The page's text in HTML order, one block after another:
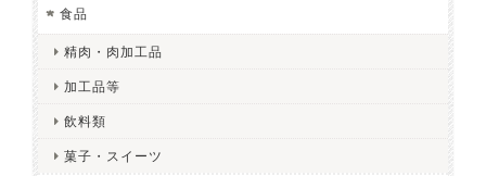
食品
精肉・肉加工品
加工品等
飲料類
菓子・スイーツ